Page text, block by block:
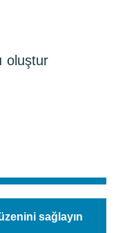
oluştur
sağlayın